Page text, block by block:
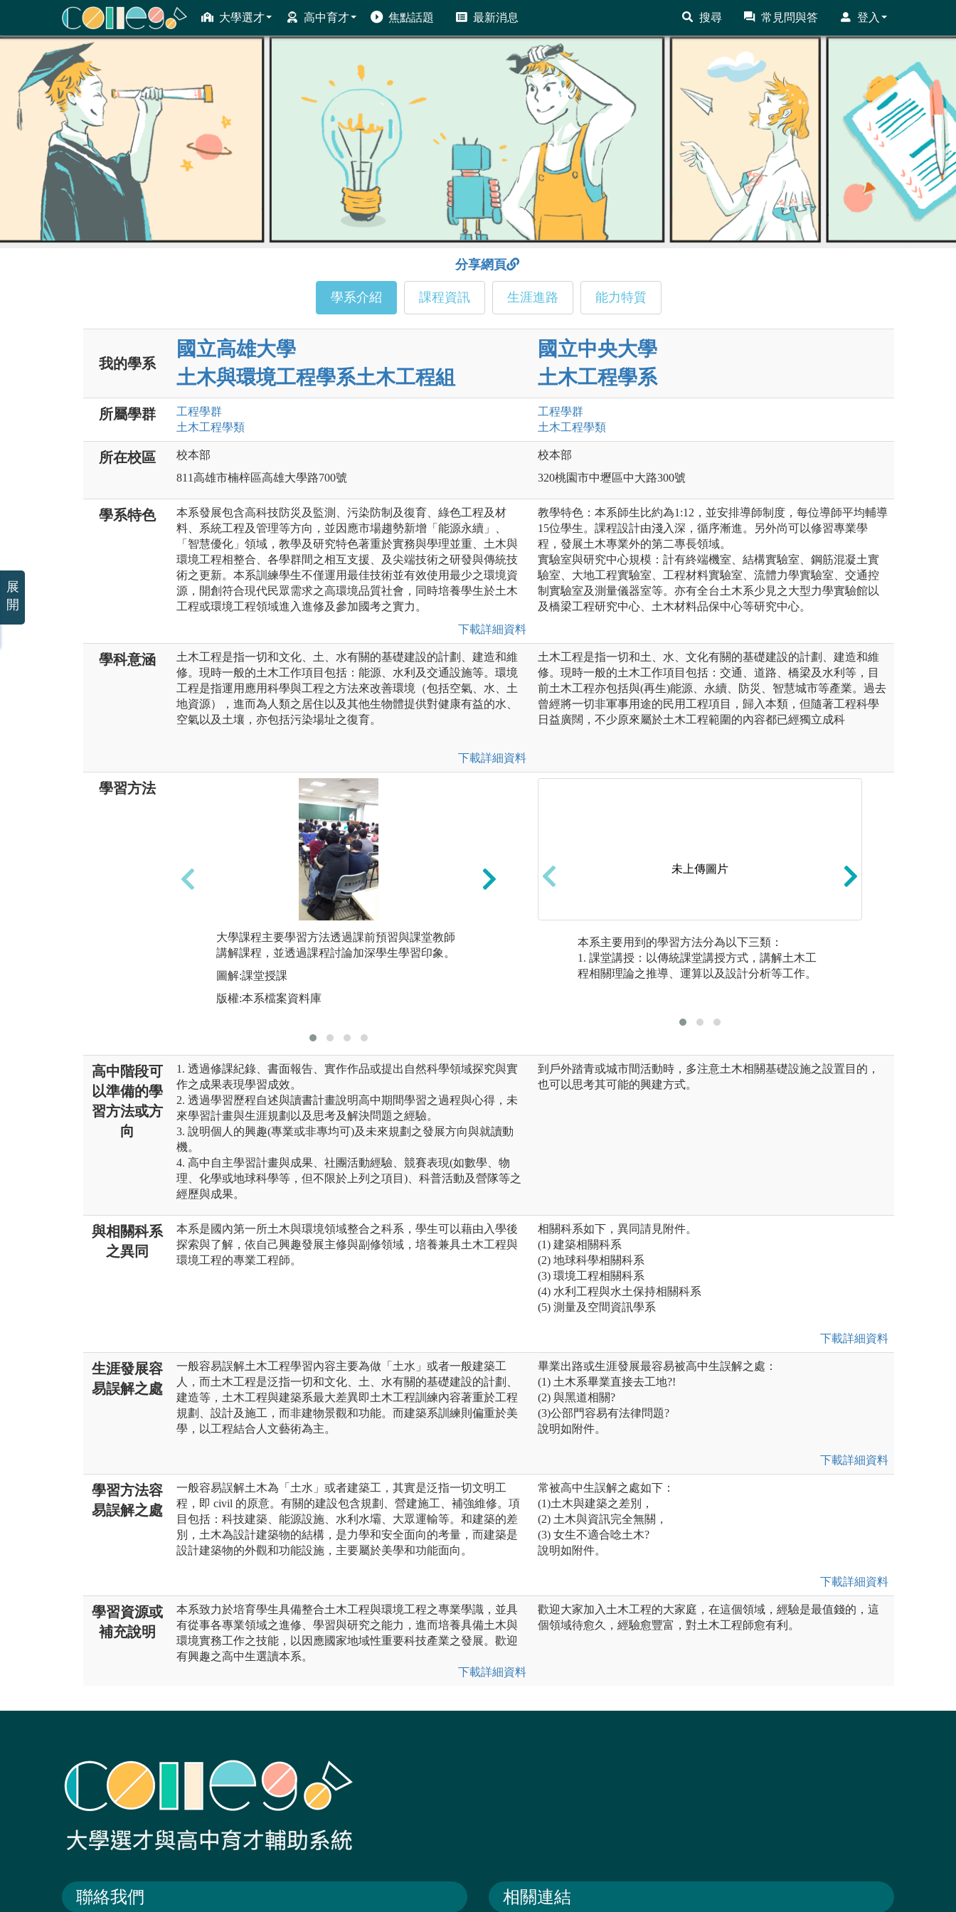
大學選才 高中育才 焦點話題 最新消息 搜尋 常見問與答 登入
ColleGo! 大學選才與高中育才輔助系統
分享網頁
學系介紹 課程資訊 生涯進路 能力特質
我的學系
國立高雄大學
土木與環境工程學系土木工程組
國立中央大學
土木工程學系
所屬學群 工程學群
土木工程學類
工程學群
土木工程學類
所在校區
校本部
811高雄市楠梓區高雄大學路700號
校本部
320桃園市中壢區中大路300號
學系特色
本系發展包含高科技防災及監測、污染防制及復育、綠色工程及材
料、系統工程及管理等方向，並因應市場趨勢新增「能源永續」、
「智慧優化」領域，教學及研究特色著重於實務與學理並重、土木與
環境工程相整合、各學群間之相互支援、及尖端技術之研發與傳統技
術之更新。本系訓練學生不僅運用最佳技術並有效使用最少之環境資
源，開創符合現代民眾需求之高環境品質社會，同時培養學生於土木
工程或環境工程領域進入進修及參加國考之實力。
下載詳細資料
教學特色：本系師生比約為1:12，並安排導師制度，每位導師平均輔導
15位學生。課程設計由淺入深，循序漸進。另外尚可以修習專業學
程，發展土木專業外的第二專長領域。
實驗室與研究中心規模：計有終端機室、結構實驗室、鋼筋混凝土實
驗室、大地工程實驗室、工程材料實驗室、流體力學實驗室、交通控
制實驗室及測量儀器室等。亦有全台土木系少見之大型力學實驗館以
及橋梁工程研究中心、土木材料品保中心等研究中心。
學科意涵
土木工程是指一切和文化、土、水有關的基礎建設的計劃、建造和維
修。現時一般的土木工作項目包括：能源、水利及交通設施等。環境
工程是指運用應用科學與工程之方法來改善環境（包括空氣、水、土
地資源），進而為人類之居住以及其他生物體提供對健康有益的水、
空氣以及土壤，亦包括污染場址之復育。
下載詳細資料
土木工程是指一切和土、水、文化有關的基礎建設的計劃、建造和維
修。現時一般的土木工作項目包括：交通、道路、橋梁及水利等，目
前土木工程亦包括與(再生)能源、永續、防災、智慧城市等產業。過去
曾經將一切非軍事用途的民用工程項目，歸入本類，但隨著工程科學
日益廣闊，不少原來屬於土木工程範圍的內容都已經獨立成科
學習方法
大學課程主要學習方法透過課前預習與課堂教師
講解課程，並透過課程討論加深學生學習印象。
圖解:課堂授課
版權:本系檔案資料庫
參與專題演講活動：透過專題演講活動將邀請業
界知名專家進行演講，透過演講了解業界實務
圖解:專題演講活動
未上傳圖片
本系主要用到的學習方法分為以下三類：
1. 課堂講授：以傳統課堂講授方式，講解土木工
程相關理論之推導、運算以及設計分析等工作。
高中階段可
以準備的學
習方法或方
向
1. 透過修課紀錄、書面報告、實作作品或提出自然科學領域探究與實
作之成果表現學習成效。
2. 透過學習歷程自述與讀書計畫說明高中期間學習之過程與心得，未
來學習計畫與生涯規劃以及思考及解決問題之經驗。
3. 說明個人的興趣(專業或非專均可)及未來規劃之發展方向與就讀動
機。
4. 高中自主學習計畫與成果、社團活動經驗、競賽表現(如數學、物
理、化學或地球科學等，但不限於上列之項目)、科普活動及營隊等之
經歷與成果。
到戶外踏青或城市間活動時，多注意土木相關基礎設施之設置目的，
也可以思考其可能的興建方式。
與相關科系
之異同
本系是國內第一所土木與環境領域整合之科系，學生可以藉由入學後
探索與了解，依自己興趣發展主修與副修領域，培養兼具土木工程與
環境工程的專業工程師。
相關科系如下，異同請見附件。
(1) 建築相關科系
(2) 地球科學相關科系
(3) 環境工程相關科系
(4) 水利工程與水土保持相關科系
(5) 測量及空間資訊學系
下載詳細資料
生涯發展容
易誤解之處
一般容易誤解土木工程學習內容主要為做「土水」或者一般建築工
人，而土木工程是泛指一切和文化、土、水有關的基礎建設的計劃、
建造等，土木工程與建築系最大差異即土木工程訓練內容著重於工程
規劃、設計及施工，而非建物景觀和功能。而建築系訓練則偏重於美
學，以工程結合人文藝術為主。
畢業出路或生涯發展最容易被高中生誤解之處：
(1) 土木系畢業直接去工地?!
(2) 與黑道相關?
(3)公部門容易有法律問題?
說明如附件。
下載詳細資料
學習方法容
易誤解之處
一般容易誤解土木為「土水」或者建築工，其實是泛指一切文明工
程，即 civil 的原意。有關的建設包含規劃、營建施工、補強維修。項
目包括：科技建築、能源設施、水利水壩、大眾運輸等。和建築的差
別，土木為設計建築物的結構，是力學和安全面向的考量，而建築是
設計建築物的外觀和功能設施，主要屬於美學和功能面向。
常被高中生誤解之處如下：
(1)土木與建築之差別，
(2) 土木與資訊完全無關，
(3) 女生不適合唸土木?
說明如附件。
下載詳細資料
學習資源或
補充說明
本系致力於培育學生具備整合土木工程與環境工程之專業學識，並具
有從事各專業領域之進修、學習與研究之能力，進而培養具備土木與
環境實務工作之技能，以因應國家地域性重要科技產業之發展。歡迎
有興趣之高中生選讀本系。
下載詳細資料
歡迎大家加入土木工程的大家庭，在這個領域，經驗是最值錢的，這
個領域待愈久，經驗愈豐富，對土木工程師愈有利。
聯絡我們 相關連結
展
開